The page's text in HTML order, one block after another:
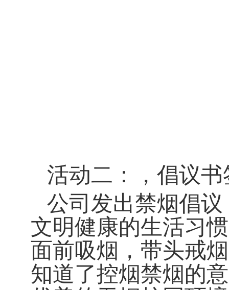
活动二：，倡议书
公司发出禁烟倡
文明健康的生活习
面前吸烟，带头戒
知道了控烟禁烟的